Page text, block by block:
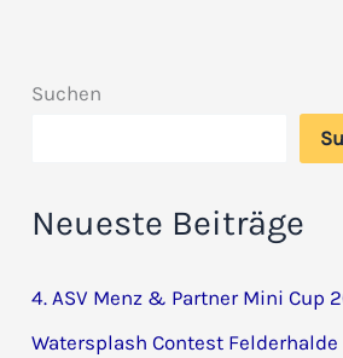
Suchen
Neueste Beiträge
4. ASV Menz & Partner Mini Cup
Watersplash Contest Felderhalde